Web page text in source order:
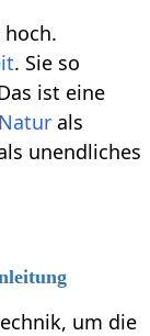
. Sie so
ist eine
Natur als
unendliches
um die